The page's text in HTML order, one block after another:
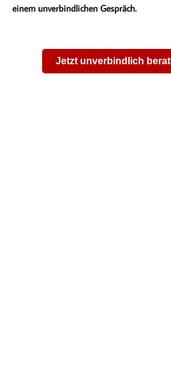
einem unverbindlichen Gespräch.
Jetzt unverbindlich